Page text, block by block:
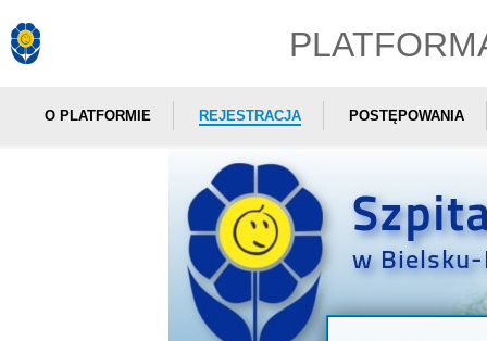
O PLATFORMIE REJESTRACJA POSTĘPOWANIA